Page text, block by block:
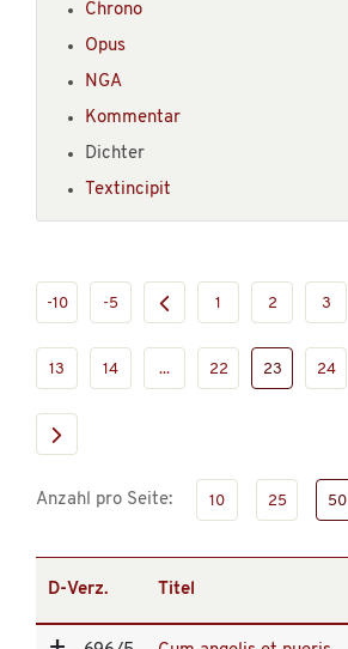
Chrono
Opus
NGA
Kommentar
Dichter
Textincipit
-10 -5 1 2 3
13 14 ... 22 23 24
Anzahl pro Seite: 10 25 50
D-Verz. Titel